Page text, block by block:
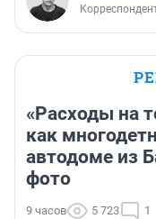
«Расходы на
как
автодоме из
фото
9 часов 5 723 1